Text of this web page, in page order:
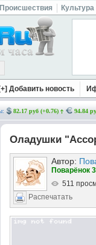
Происшествия Культура
[+] Добавить новость
82.17 руб (+0.76) 94.84
Оладушки
Автор:
Поварёнок
511
Распечатать